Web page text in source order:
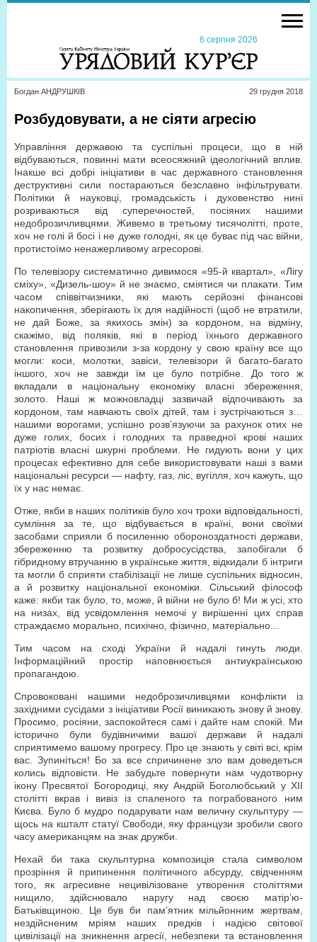
6 серпня 2026
Богдан АНДРУШКІВ 29 грудня 2018
Розбудовувати, а не сіяти агресію
Управління державою та суспільні процеси, що в ній
відбуваються, повинні мати всеосяжний ідеологічний вплив.
Інакше всі добрі ініціативи в час державного становлення
деструктивні сили постараються безславно інфільтрувати.
Політики й науковці, громадськість і духовенство нині
розриваються від суперечностей, посіяних нашими
недоброзичливцями. Живемо в третьому тисячолітті, проте,
хоч не голі й босі і не дуже голодні, як це буває під час війни,
протистоїмо ненажерливому агресорові.
По телевізору систематично дивимося «95-й квартал», «Лігу
сміху», «Дизель-шоу» й не знаємо, сміятися чи плакати. Тим
часом співвітчизники, які мають серйозні фінансові
накопичення, зберігають їх для надійності (щоб не втратили,
не дай Боже, за якихось змін) за кордоном, на відміну,
скажімо, від поляків, які в період їхнього державного
становлення привозили з-за кордону у свою країну все що
могли: коси, молотки, завіси, телевізори й багато-багато
іншого, хоч не завжди їм це було потрібне. До того ж
вкладали в національну економіку власні збереження,
золото. Наші ж можновладці зазвичай відпочивають за
кордоном, там навчають своїх дітей, там і зустрічаються з…
нашими ворогами, успішно розв’язуючи за рахунок отих не
дуже голих, босих і голодних та праведної крові наших
патріотів власні шкурні проблеми. Не гидують вони у цих
процесах ефективно для себе використовувати наші з вами
національні ресурси — нафту, газ, ліс, вугілля, хоч кажуть, що
їх у нас немає.
Отже, якби в наших політиків було хоч трохи відповідальності,
сумління за те, що відбувається в країні, вони своїми
засобами сприяли б посиленню обороноздатності держави,
збереженню та розвитку добросусідства, запобігали б
гібридному втручанню в українське життя, відкидали б інтриги
та могли б сприяти стабілізації не лише суспільних відносин,
а й розвитку національної економіки. Сільський філософ
каже: якби так було, то, може, й війни не було б! Ми ж усі, хто
на низах, від усвідомлення немочі у вирішенні цих справ
страждаємо морально, психічно, фізично, матеріально...
Тим часом на сході України й надалі гинуть люди.
Інформаційний простір наповнюється антиукраїнською
пропагандою.
Спровоковані нашими недоброзичливцями конфлікти із
західними сусідами з ініціативи Росії виникають знову й знову.
Просимо, росіяни, заспокойтеся самі і дайте нам спокій. Ми
історично були будівничими вашої держави й надалі
сприятимемо вашому прогресу. Про це знають у світі всі, крім
вас. Зупиніться! Бо за все спричинене зло вам доведеться
колись відповісти. Не забудьте повернути нам чудотворну
ікону Пресвятої Богородиці, яку Андрій Боголюбський у ХІІ
столітті вкрав і вивіз із спаленого та пограбованого ним
Києва. Було б мудро подарувати нам величну скульптуру —
щось на кшталт статуї Свободи, яку французи зробили свого
часу американцям на знак дружби.
Нехай би така скульптурна композиція стала символом
прозріння й припинення політичного абсурду, свідченням
того, як агресивне нецивілізоване утворення століттями
нищило, здійснювало наругу над своєю матір’ю-
Батьківщиною. Це був би пам’ятник мільйонним жертвам,
нездійсненим мріям наших предків і надією світової
цивілізації на зникнення агресії, небезпеки та встановлення